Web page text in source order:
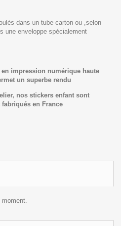
dans un tube carton ou ,selon
une enveloppe spécialement
impression numérique haute
un superbe rendu
nos stickers enfantsont
en France
moment.